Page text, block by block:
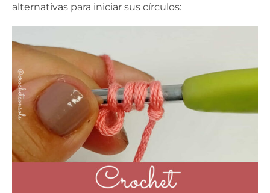
alternativas para iniciar sus círculos: